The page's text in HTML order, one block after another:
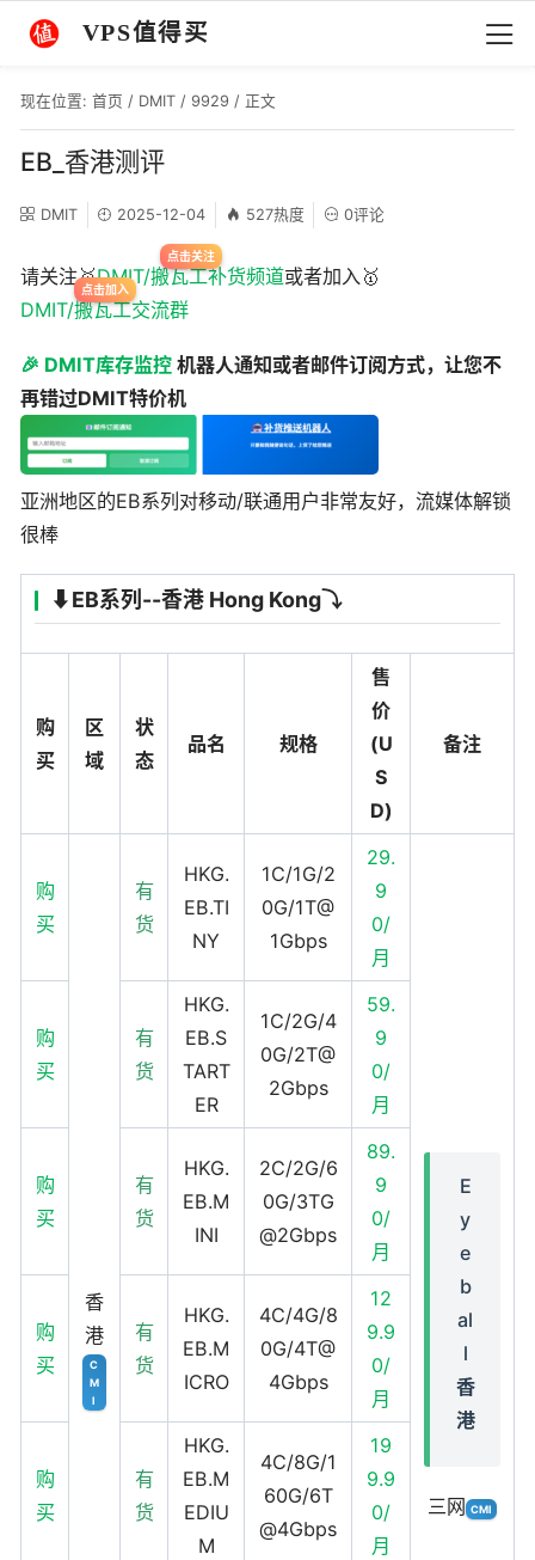
VPS值得买
现在位置: 首页 / DMIT / 9929 / 正文
EB_香港测评
DMIT 2025-12-04 527热度 0评论
请关注🥇DMIT/搬瓦工补货频道或者加入🥇
DMIT/搬瓦工交流群
🎉 DMIT库存监控 机器人通知或者邮件订阅方式，让您不
再错过DMIT特价机
亚洲地区的EB系列对移动/联通用户非常友好，流媒体解锁
很棒
⬇️EB系列--香港 Hong Kong⤵️
购
买
区
域
状
态
品名 规格
售
价
(U
S
D)
备注
购
买
香
港
C
M
I
有
货
HKG.
EB.TI
NY
1C/1G/2
0G/1T@
1Gbps
29.
9
0/
月
E
y
e
b
al
l
香
港
三网 CMI
购
买
有
货
HKG.
EB.S
TART
ER
1C/2G/4
0G/2T@
2Gbps
59.
9
0/
月
购
买
有
货
HKG.
EB.M
INI
2C/2G/6
0G/3TG
@2Gbps
89.
9
0/
月
购
买
有
货
HKG.
EB.M
ICRO
4C/4G/8
0G/4T@
4Gbps
12
9.9
0/
月
购
买
有
货
HKG.
EB.M
EDIU
M
4C/8G/1
60G/6T
@4Gbps
19
9.9
0/
月